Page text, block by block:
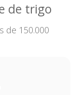
de trigo
de 150.000